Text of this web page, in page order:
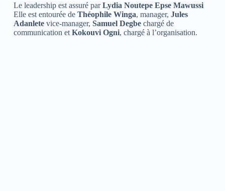
Le leadership est assuré parLydia Noutepe Epse Mawussi
Elle est entourée de Théophile Winga, manager, Jules
Adanlete vice-manager, Samuel Degbechargé de
communication et Kokouvi Ogni, chargé à l’organisation.